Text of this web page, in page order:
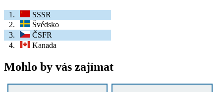
1.
SSSR
2.
Švédsko
3.
ČSFR
4.
Kanada
Mohlo by vás zajímat